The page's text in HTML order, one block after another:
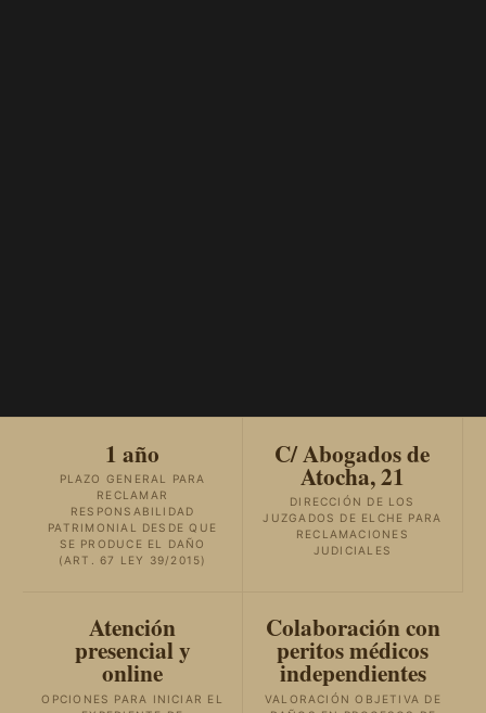
1 año
PLAZO GENERAL PARA
RECLAMAR
RESPONSABILIDAD
PATRIMONIAL DESDE QUE
SE PRODUCE EL DAÑO
(ART. 67 LEY 39/2015)
C/ Abogados de
Atocha, 21
DIRECCIÓN DE LOS
JUZGADOS DE ELCHE PARA
RECLAMACIONES
JUDICIALES
Atención
presencial y
online
OPCIONES PARA INICIAR EL
Colaboración con
peritos médicos
independientes
VALORACIÓN OBJETIVA DE